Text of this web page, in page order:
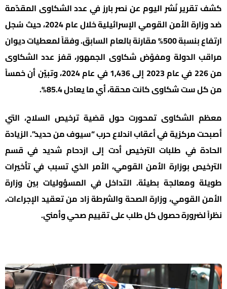
كشف تقرير نُشر اليوم عن نصر بارز في عدد الشكاوى المقدّمة
ضد وزارة الأمن القومي الإسرائيلية خلال عام 2024، حيث سُجل
ارتفاع بنسبة 500% مقارنة بالعام السابق. وفقاً لمعطيات ديوان
مراقب الدولة ومفوّض شكاوى الجمهور، قفز عدد الشكاوى
من 226 في عام 2023 إلى 1,436 في عام 2024، وتبيّن أن خمساً
من كل ست شكاوى كانت محقة، أي ما يعادل 85.4%.
معظم الشكاوى تمحورت حول قضية ترخيص السلاح، التي
أصبحت مركزية في أعقاب اندلاع حرب “سيوف من حديد”. الزيادة
الحادة في طلبات الترخيص أدت إلى ازدحام شديد في قسم
الترخيص بوزارة الأمن القومي، الأمر الذي تسبب في تأخيرات
طويلة ومعالجة بطيئة. التداخل في المسؤوليات بين وزارة
الأمن القومي، وزارة الصحة والشرطة زاد من تعقيد الإجراءات،
نظراً لضرورة حصول كل طلب على تقييم صحي وأمني.